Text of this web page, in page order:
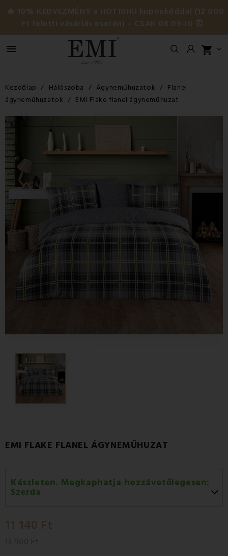
🔥 10% KEDVEZMÉNY a HOT10HU kuponkóddal (12 000
Ft feletti vásárlás esetén) – CSAK 08.09-IG ⏰
 shopping_cart 
Kezdőlap Hálószoba Ágyneműhuzatok
Flanel
ágyneműhuzatok
EMI Flake flanel ágyneműhuzat
-19,85%
EMI FLAKE FLANEL ÁGYNEMŰHUZAT
Készleten. Megkaphatja hozzávetőlegesen:
Szerda
Csütörtök 13.08
11 140 Ft